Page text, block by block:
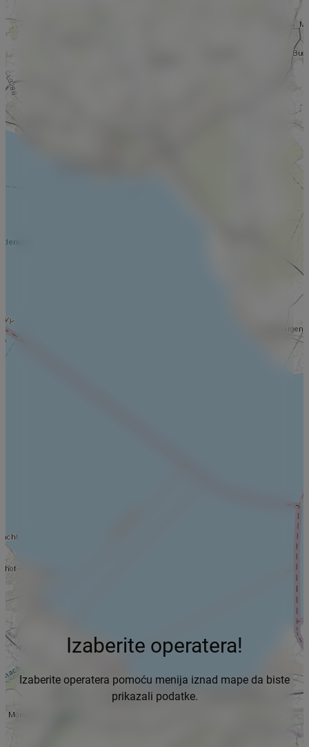
Izaberite operatera!
Izaberite operatera pomoću menija iznad mape da biste
prikazali podatke.